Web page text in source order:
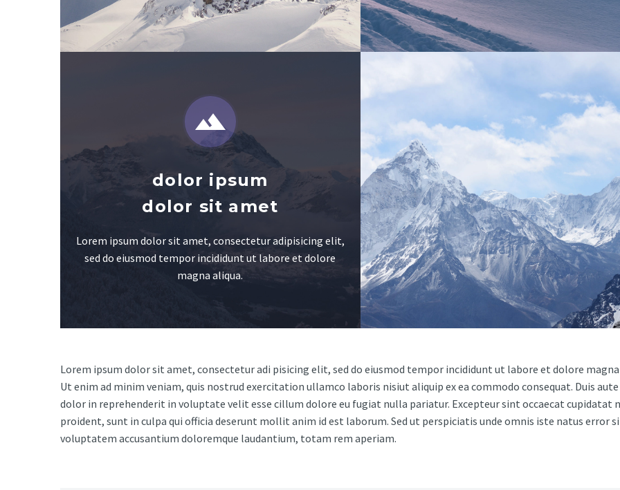


dolor ipsum
dolor sit amet
Lorem ipsum dolor sit amet, consectetur adipisicing elit,
sed do eiusmod tempor incididunt ut labore et dolore
magna aliqua.
Lorem ipsum dolor sit amet, consectetur adi pisicing elit, sed do eiusmod tempor incididunt ut labore et dolore
Ut enim ad minim veniam, quis nostrud exercitation ullamco laboris nisiut aliquip ex ea commodo consequat. Duis
dolor in reprehenderit in voluptate velit esse cillum dolore eu fugiat nulla pariatur. Excepteur sint occaecat cupidatat
proident, sunt in culpa qui officia deserunt mollit anim id est laborum. Sed ut perspiciatis unde omnis iste natus error
voluptatem accusantium doloremque laudantium, totam rem aperiam.